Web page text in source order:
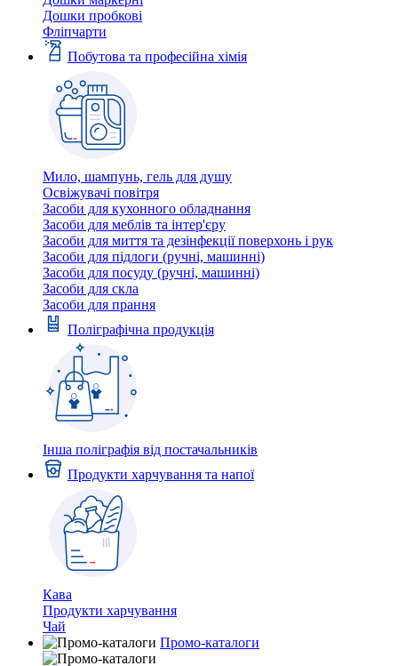
Дошки пробкові
Фліпчарти
Побутова та професійна хімія
Мило, шампунь, гель для душу
Освіжувачі повітря
Засоби для кухонного обладнання
Засоби для меблів та інтер'єру
Засоби для миття та дезінфекції поверхонь і рук
Засоби для підлоги (ручні, машинні)
Засоби для посуду (ручні, машинні)
Засоби для скла
Засоби для прання
Поліграфічна продукція
Інша поліграфія від постачальників
Продукти харчування та напої
Кава
Продукти харчування
Чай
Промо-каталоги